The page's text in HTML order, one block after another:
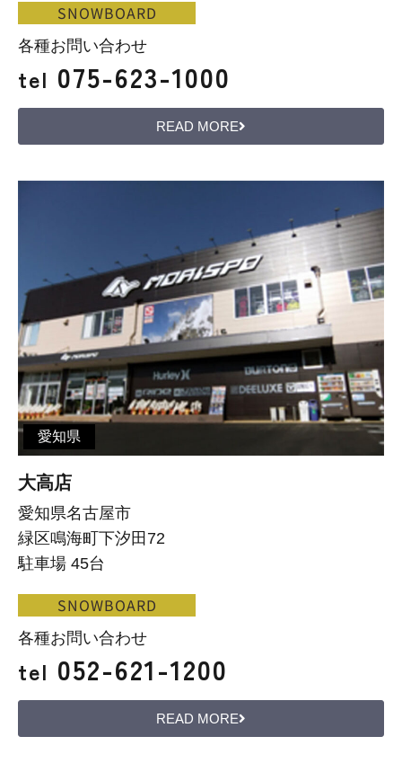
SNOWBOARD
各種お問い合わせ
tel 075-623-1000
READ MORE
愛知県
大高店
愛知県名古屋市
緑区鳴海町下汐田72
駐車場 45台
SNOWBOARD
各種お問い合わせ
tel 052-621-1200
READ MORE